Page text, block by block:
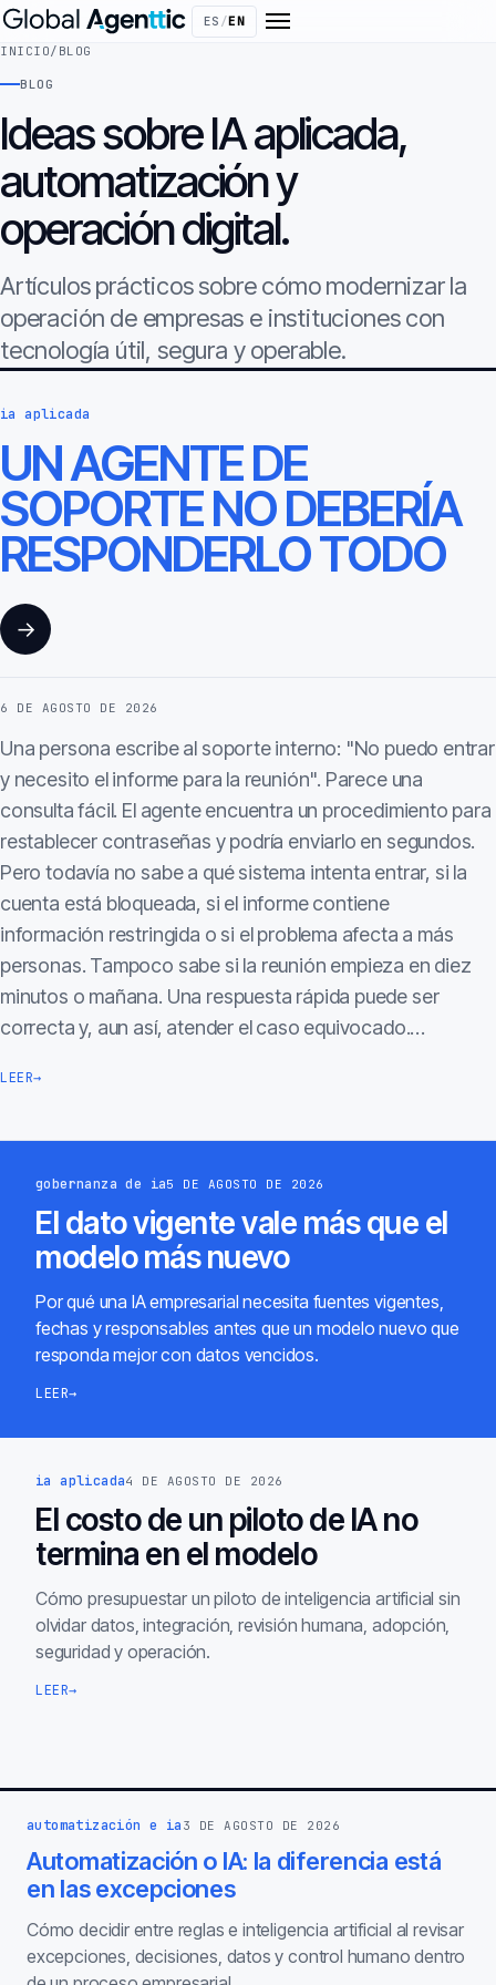
ES /EN
INICIO/ BLOG
BLOG
Ideas sobre IA aplicada,
automatización y
operación digital.
Artículos prácticos sobre cómo modernizar la
operación de empresas e instituciones con
tecnología útil, segura y operable.
ia aplicada
UN AGENTE DE
SOPORTE NO DEBERÍA
RESPONDERLO TODO
→
6 DE AGOSTO DE 2026
Una persona escribe al soporte interno: "No puedo entrar
y necesito el informe para la reunión". Parece una
consulta fácil. El agente encuentra un procedimiento para
restablecer contraseñas y podría enviarlo en segundos.
Pero todavía no sabe a qué sistema intenta entrar, si la
cuenta está bloqueada, si el informe contiene
información restringida o si el problema afecta a más
personas. Tampoco sabe si la reunión empieza en diez
minutos o mañana. Una respuesta rápida puede ser
correcta y, aun así, atender el caso equivocado.…
LEER→
gobernanza de ia5 DE AGOSTO DE 2026
El dato vigente vale más que el
modelo más nuevo
Por qué una IA empresarial necesita fuentes vigentes,
fechas y responsables antes que un modelo nuevo que
responda mejor con datos vencidos.
LEER→
ia aplicada4 DE AGOSTO DE 2026
El costo de un piloto de IA no
termina en el modelo
Cómo presupuestar un piloto de inteligencia artificial sin
olvidar datos, integración, revisión humana, adopción,
seguridad y operación.
LEER→
automatización e ia 3 DE AGOSTO DE 2026
Automatización o IA: la diferencia está
en las excepciones
Cómo decidir entre reglas e inteligencia artificial al revisar
excepciones, decisiones, datos y control humano dentro